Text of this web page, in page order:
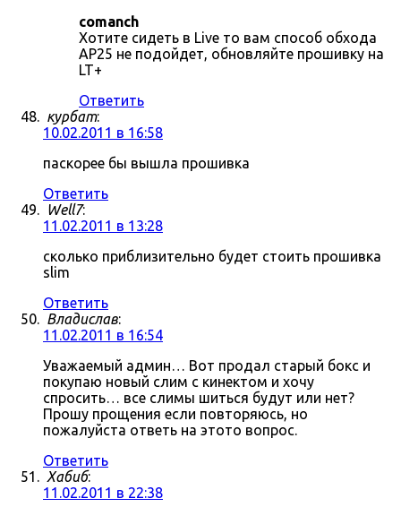
comanch
Хотите сидеть в Live то вам способ обхода
AP25 не подойдет, обновляйте прошивку на
LT+
Ответить
курбат:
10.02.2011 в 16:58
паскорее бы вышла прошивка
Ответить
Well7:
11.02.2011 в 13:28
сколько приблизительно будет стоить прошивка
slim
Ответить
Владислав:
11.02.2011 в 16:54
Уважаемый админ… Вот продал старый бокс и
покупаю новый слим с кинектом и хочу
спросить… все слимы шиться будут или нет?
Прошу прощения если повторяюсь, но
пожалуйста ответь на этото вопрос.
Ответить
Хабиб:
11.02.2011 в 22:38